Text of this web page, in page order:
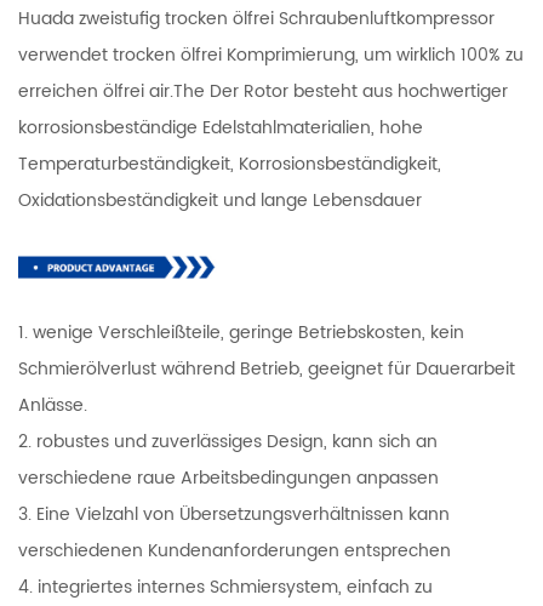
Huada zweistufig trocken ölfrei Schraubenluftkompressor
verwendet trocken ölfrei Komprimierung, um wirklich 100% zu
erreichen ölfrei air.The Der Rotor besteht aus hochwertiger
korrosionsbeständige Edelstahlmaterialien, hohe
Temperaturbeständigkeit, Korrosionsbeständigkeit,
Oxidationsbeständigkeit und lange Lebensdauer
1. wenige Verschleißteile, geringe Betriebskosten, kein
Schmierölverlust während Betrieb, geeignet für Dauerarbeit
Anlässe.
2. robustes und zuverlässiges Design, kann sich an
verschiedene raue Arbeitsbedingungen anpassen
3. Eine Vielzahl von Übersetzungsverhältnissen kann
verschiedenen Kundenanforderungen entsprechen
4. integriertes internes Schmiersystem, einfach zu